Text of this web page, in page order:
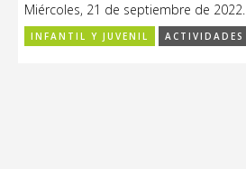
Miércoles, 21 de septiembre de 2022.
INFANTIL Y JUVENIL ACTIVIDADES